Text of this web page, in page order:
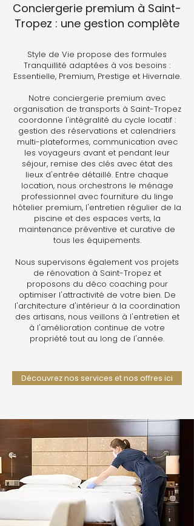
Conciergerie premium à Saint-
Tropez : une gestion complète
Style de Vie propose des formules
Tranquillité adaptées à vos besoins :
Essentielle, Premium, Prestige et Hivernale.
Notre conciergerie premium avec
organisation de transports à Saint-Tropez
coordonne l'intégralité du cycle locatif :
gestion des réservations et calendriers
multi-plateformes, communication avec
les voyageurs avant et pendant leur
séjour, remise des clés avec état des
lieux d'entrée détaillé. Entre chaque
location, nous orchestrons le ménage
professionnel avec fourniture du linge
hôtelier premium, l'entretien régulier de la
piscine et des espaces verts, la
maintenance préventive et curative de
tous les équipements.
Nous supervisons également vos projets
de rénovation à Saint-Tropez et
proposons du déco coaching pour
optimiser l'attractivité de votre bien. De
l'architecture d'intérieur à la coordination
des artisans, nous veillons à l'entretien et
à l'amélioration continue de votre
propriété tout au long de l'année.
Découvrez nos services et nos offres ici